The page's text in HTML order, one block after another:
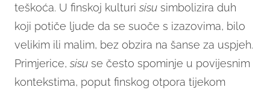
teškoća. U finskoj kulturi sisu simbolizira duh
koji potiče ljude da se suoče s izazovima, bilo
velikim ili malim, bez obzira na šanse za uspjeh.
Primjerice, sisu se često spominje u povijesnim
kontekstima, poput finskog otpora tijekom